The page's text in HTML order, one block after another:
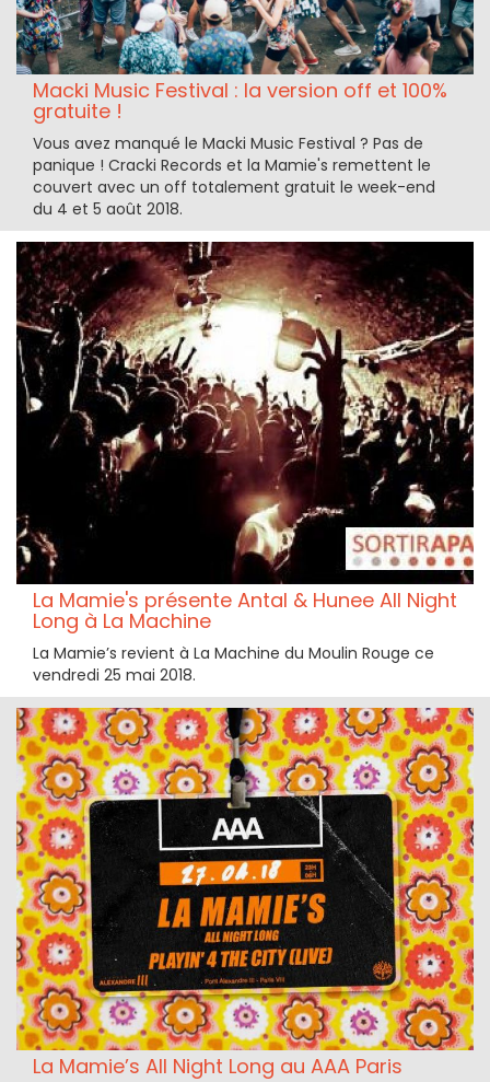
Macki Music Festival : la version off et 100%
gratuite !
Vous avez manqué le Macki Music Festival ? Pas de
panique ! Cracki Records et la Mamie's remettent le
couvert avec un off totalement gratuit le week-end
du 4 et 5 août 2018.
La Mamie's présente Antal & Hunee All Night
Long à La Machine
La Mamie’s revient à La Machine du Moulin Rouge ce
vendredi 25 mai 2018.
La Mamie’s All Night Long au AAA Paris